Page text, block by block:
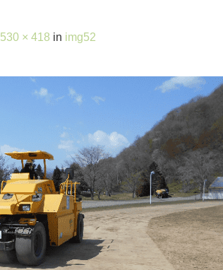
530 × 418 in img52